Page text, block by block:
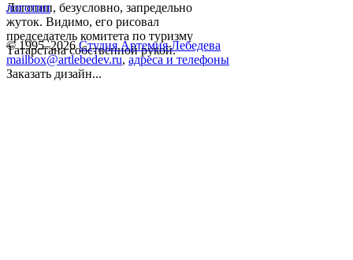
Логотип, безусловно, запредельно
жуток. Видимо, его рисовал
председатель комитета по туризму
Татарстана собственной рукой.
логотип
© 1995–2026 Студия Артемия Лебедева
mailbox@artlebedev.ru, адреса и телефоны
Заказать дизайн...